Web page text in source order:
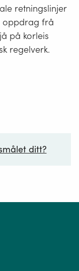
retningslinjer
oppdrag frå
på korleis
regelverk.
ditt?